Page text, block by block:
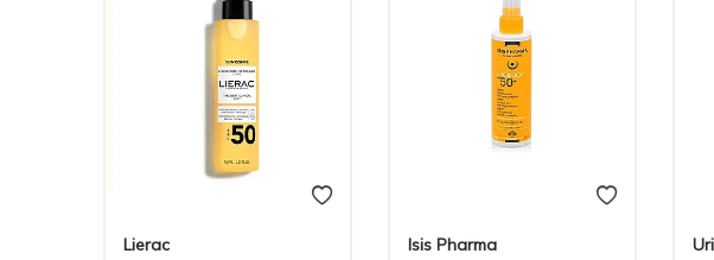
Lierac
Isis Pharma